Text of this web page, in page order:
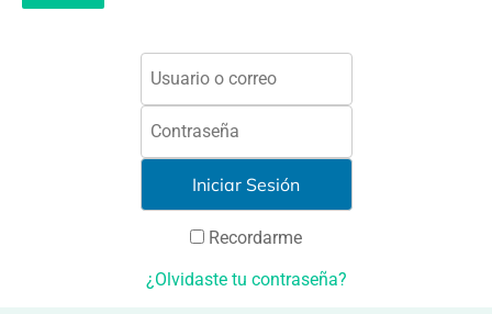
Recordarme
¿Olvidaste tu contraseña?